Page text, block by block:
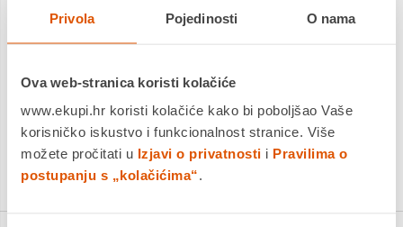
Privola Pojedinosti O nama
Ova web-stranica koristi kolačiće
www.ekupi.hr koristi kolačiće kako bi poboljšao Vaše
korisničko iskustvo i funkcionalnost stranice. Više
možete pročitati u Izjavi o privatnosti i Pravilima o
postupanju s „kolačićima“.
Povrat robe moguć unutar 14 dana
DODAJTE U KOŠARICU
KUPITE ODMAH